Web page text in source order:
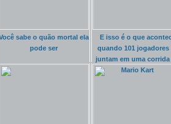
sabe o quão mortal ela
pode ser
E isso é o que
quando 101 jogadores
juntam em uma corrida
Mario Kart